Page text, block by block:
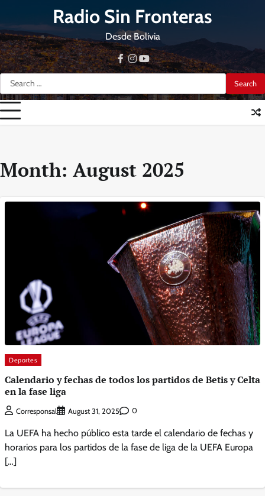
content
Radio Sin Fronteras
Desde Bolivia
Search
for:
facebook
instagram
youtube
Month: August 2025
Deportes
Calendario y fechas de todos los partidos de Betis y Celta
en la fase liga
Corresponsal August 31, 2025 0
La UEFA ha hecho público esta tarde el calendario de fechas y
horarios para los partidos de la fase de liga de la UEFA Europa
[…]